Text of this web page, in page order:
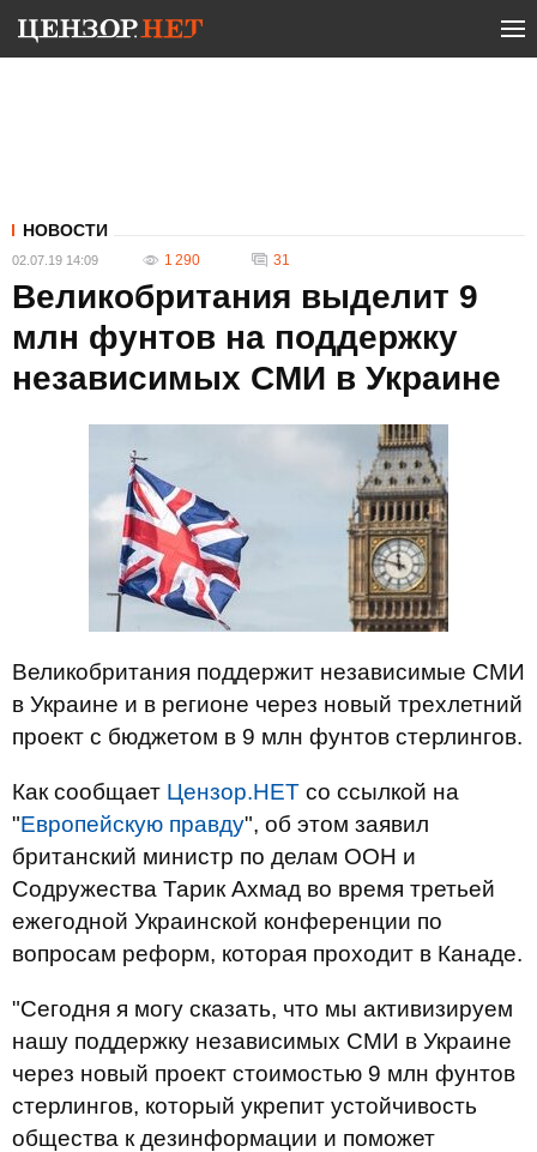
НОВОСТИ
02.07.19 14:09 1 290 31
Великобритания выделит 9
млн фунтов на поддержку
независимых СМИ в Украине
Великобритания поддержит независимые СМИ
в Украине и в регионе через новый трехлетний
проект с бюджетом в 9 млн фунтов стерлингов.
Как сообщает Цензор.НЕТ со ссылкой на
"Европейскую правду", об этом заявил
британский министр по делам ООН и
Содружества Тарик Ахмад во время третьей
ежегодной Украинской конференции по
вопросам реформ, которая проходит в Канаде.
"Сегодня я могу сказать, что мы активизируем
нашу поддержку независимых СМИ в Украине
через новый проект стоимостью 9 млн фунтов
стерлингов, который укрепит устойчивость
общества к дезинформации и поможет